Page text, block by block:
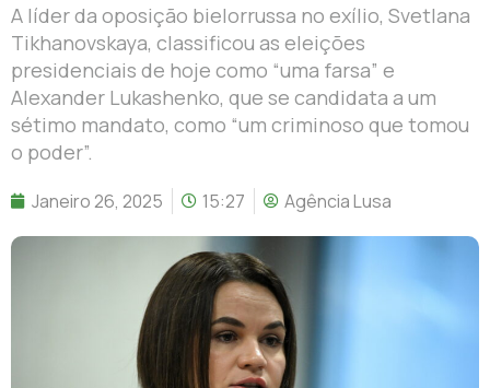
A líder da oposição bielorrussa no exílio, Svetlana
Tikhanovskaya, classificou as eleições
presidenciais de hoje como “uma farsa” e
Alexander Lukashenko, que se candidata a um
sétimo mandato, como “um criminoso que tomou
o poder”.
Janeiro 26, 2025 15:27 Agência Lusa